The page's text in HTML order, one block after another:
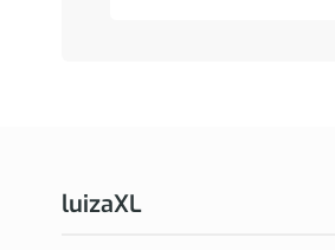
luizaXL